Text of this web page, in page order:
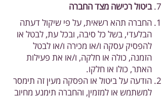
ביטול רכישה מצד החברה
החברה תהא רשאית, על פי שיקול דעתה
הבלעדי, בשל כל סיבה, ובכל עת, לבטל או
להפסיק עסקה ו/או מכירה ו/או לבטל
הזמנה, כולה או חלקה, ו/או את פעילות
האתר, כולו או חלקו.
הודעה על ביטול או הפסקה מעין זה תימסר
למשתמש או למזמין, והחברה תימנע מחיוב